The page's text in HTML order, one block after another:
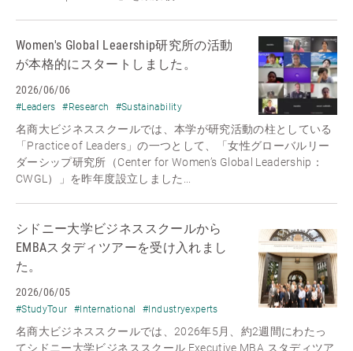
Women's Global Leaership研究所の活動
が本格的にスタートしました。
2026/06/06
#Leaders #Research #Sustainability
名商大ビジネススクールでは、本学が研究活動の柱としている
「Practice of Leaders」の一つとして、「女性グローバルリー
ダーシップ研究所（Center for Women’s Global Leadership：
CWGL）」を昨年度設立しました...
シドニー大学ビジネススクールから
EMBAスタディツアーを受け入れまし
た。
2026/06/05
#StudyTour #International #Industryexperts
名商大ビジネススクールでは、2026年5月、約2週間にわたっ
てシドニー大学ビジネススクール Executive MBA スタディツア